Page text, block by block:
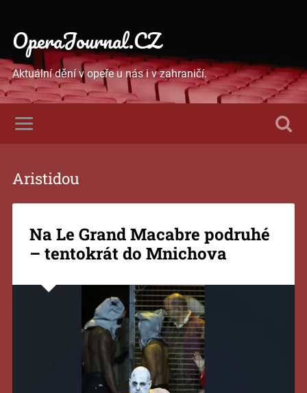
OperaJournal.CZ
Aktuální dění v opeře u nás i v zahraničí.
Aristidou
Na Le Grand Macabre podruhé
– tentokrát do Mnichova